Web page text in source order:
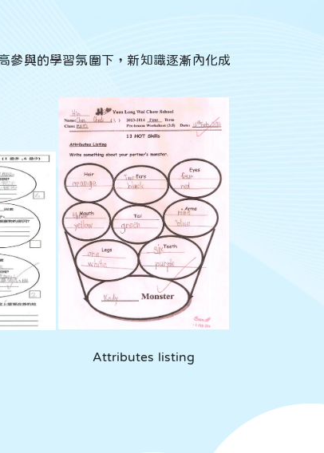
參與的學習氛圍下，新知識逐漸內化成
Attributes listing